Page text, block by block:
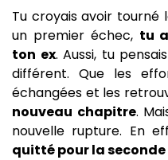
Tu croyais avoir tourné
un premier échec, tu
ton ex. Aussi, tu
différent. Que les
échangées et les
nouveau chapitre.
nouvelle rupture. En
quitté pour la